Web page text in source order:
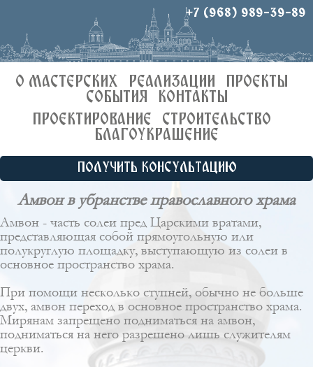
+7 (968) 989-39-89
О МАСТЕРСКИХ РЕАЛИЗАЦИИ
ПРОЕКТЫ
СОБЫТИЯ
КОНТАКТЫ
ПРОЕКТИРОВАНИЕ
СТРОИТЕЛЬСТВО
БЛАГОУКРАШЕНИЕ
ПОЛУЧИТЬ КОНСУЛЬТАЦИЮ
Амвон в убранстве православного храма
Амвон - часть солеи пред Царскими вратами,
представляющая собой прямоугольную или
полукруглую площадку, выступающую из солеи в
основное пространство храма.
При помощи несколько ступней, обычно не больше
двух, амвон переход в основное пространство храма.
Мирянам запрещено подниматься на амвон,
подниматься на него разрешено лишь служителям
церкви.